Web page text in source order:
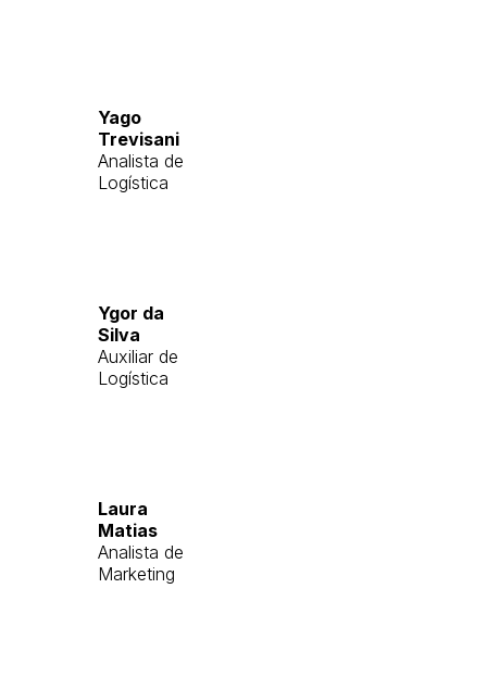
Yago
Trevisani
Analista de
Logística
Ygor da
Silva
Auxiliar de
Logística
Laura
Matias
Analista de
Marketing